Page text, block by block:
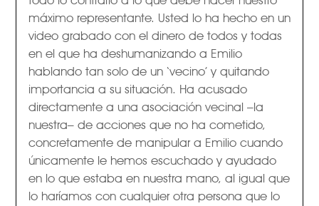
máximo representante. Usted lo ha hecho en un
video grabado con el dinero de todos y todas
en el que ha deshumanizando a Emilio
hablando tan solo de un ‘vecino’ y quitando
importancia a su situación. Ha acusado
directamente a una asociación vecinal –la
nuestra– de acciones que no ha cometido,
concretamente de manipular a Emilio cuando
únicamente le hemos escuchado y ayudado
en lo que estaba en nuestra mano, al igual que
lo haríamos con cualquier otra persona que lo